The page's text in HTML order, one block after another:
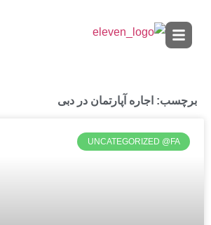
برچسب: اجاره آپارتمان در دبی
UNCATEGORIZED @FA